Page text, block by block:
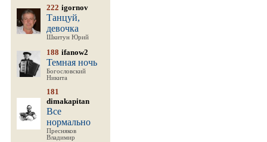
222 igornov
Танцуй,
девочка
Шкитун Юрий
188 ifanow2
Темная ночь
Богословский
Никита
181
dimakapitan
Все
нормально
Пресняков
Владимир